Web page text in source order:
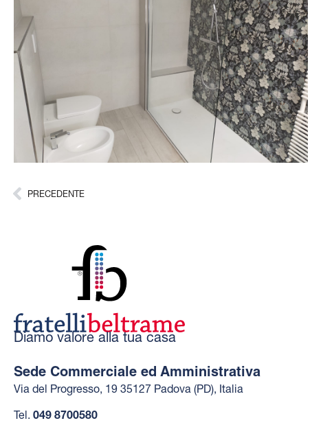
PRECEDENTE
Diamo valore alla tua casa
Sede Commerciale ed Amministrativa
Via del Progresso, 19 35127 Padova (PD), Italia
Tel. 049 8700580